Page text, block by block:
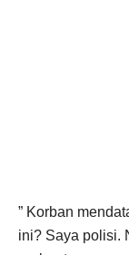
” Korban
ini? Saya polisi.